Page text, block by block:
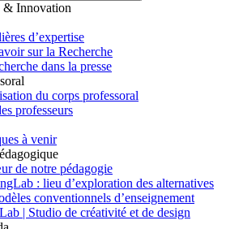
& Innovation
d’expertise
sur la Recherche
dans la presse
du corps professoral
professeurs
à venir
de notre pédagogie
: lieu d’exploration des alternatives
conventionnels d’enseignement
| Studio de créativité et de design